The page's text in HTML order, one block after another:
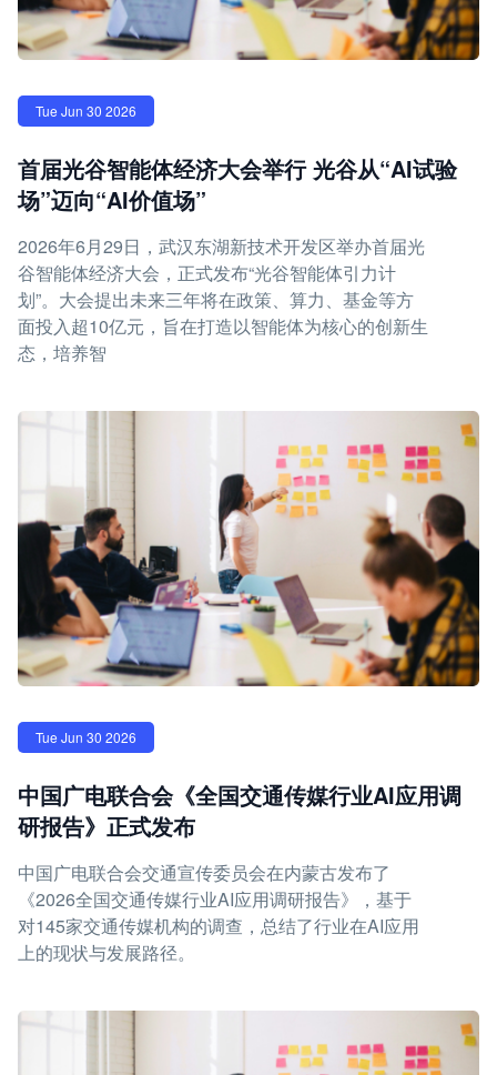
Tue Jun 30 2026
首届光谷智能体经济大会举行 光谷从“AI试验
场”迈向“AI价值场”
2026年6月29日，武汉东湖新技术开发区举办首届光
谷智能体经济大会，正式发布“光谷智能体引力计
划”。大会提出未来三年将在政策、算力、基金等方
面投入超10亿元，旨在打造以智能体为核心的创新生
态，培养智
Tue Jun 30 2026
中国广电联合会《全国交通传媒行业AI应用调
研报告》正式发布
中国广电联合会交通宣传委员会在内蒙古发布了
《2026全国交通传媒行业AI应用调研报告》，基于
对145家交通传媒机构的调查，总结了行业在AI应用
上的现状与发展路径。